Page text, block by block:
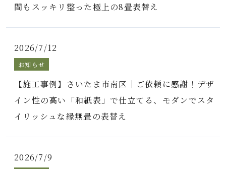
間もスッキリ整った極上の8畳表替え
2026/7/12
お知らせ
【施工事例】さいたま市南区｜ご依頼に感謝！デザ
イン性の高い「和紙表」で仕立てる、モダンでスタ
イリッシュな縁無畳の表替え
2026/7/9